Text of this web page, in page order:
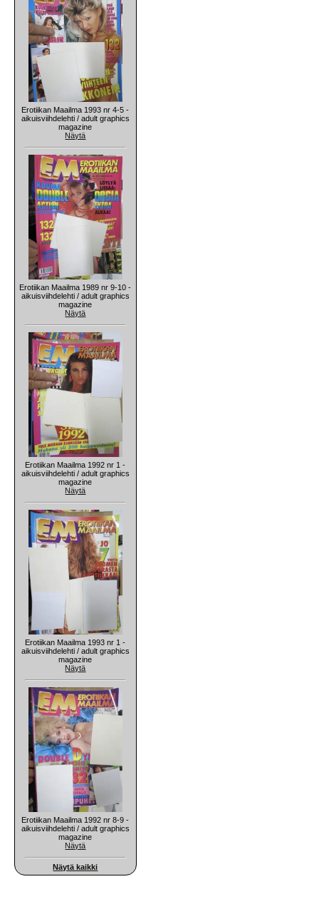
Erotiikan Maailma 1993 nr 4-5 -
aikuisviihdelehti / adult graphics
magazine
Näytä
Erotiikan Maailma 1989 nr 9-10 -
aikuisviihdelehti / adult graphics
magazine
Näytä
Erotiikan Maailma 1992 nr 1 -
aikuisviihdelehti / adult graphics
magazine
Näytä
Erotiikan Maailma 1993 nr 1 -
aikuisviihdelehti / adult graphics
magazine
Näytä
Erotiikan Maailma 1992 nr 8-9 -
aikuisviihdelehti / adult graphics
magazine
Näytä
Näytä kaikki